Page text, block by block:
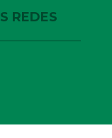
REDES